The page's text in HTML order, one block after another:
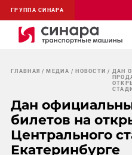
ГРУППА СИНАРА
ГЛАВНАЯ МЕДИА НОВОСТИ
ДАН
Дан
билетов на
Центрального
Екатеринбурге